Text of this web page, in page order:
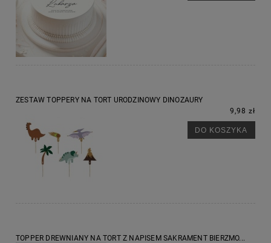
ZESTAW TOPPERY NA TORT URODZINOWY DINOZAURY
9,98 zł
DO KOSZYKA
TOPPER DREWNIANY NA TORT Z NAPISEM SAKRAMENT BIERZMO...